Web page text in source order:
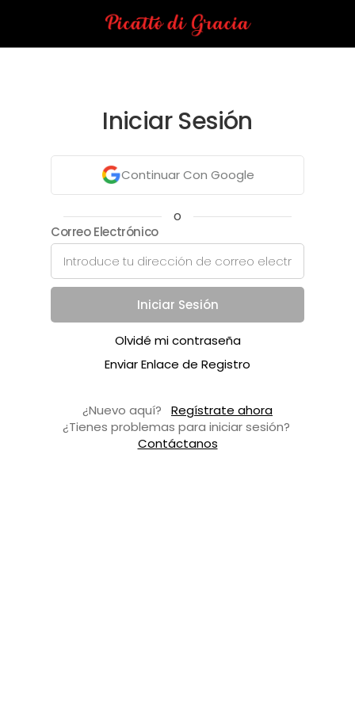
Iniciar Sesión
Continuar Con Google
o
Correo Electrónico
Iniciar Sesión
Olvidé mi contraseña
Enviar Enlace de Registro
¿Nuevo aquí?
Regístrate ahora
¿Tienes problemas para iniciar sesión?
Contáctanos